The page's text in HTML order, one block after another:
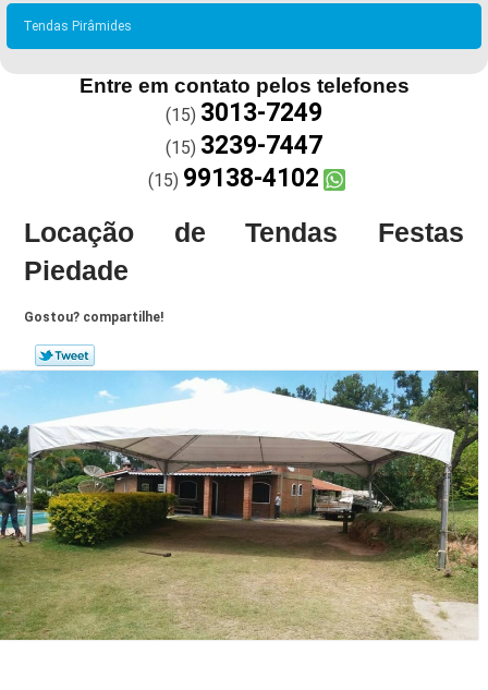
Tendas Pirâmides
Entre em contato pelos telefones
(15) 3013-7249
(15) 3239-7447
(15) 99138-4102
Locação de Tendas Festas
Piedade
Gostou? compartilhe!